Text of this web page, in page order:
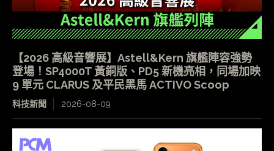
【2026 高級音響展】Astell&Kern 旗艦陣容強勢
登場！SP4000T 黃銅版、PD5 新機亮相，同場加映
9 單元 CLARUS 及平民黑馬 ACTIVO Scoop
科技新聞 2026-08-09